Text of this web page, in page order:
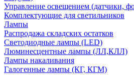
Управление освещением (датчики,
Комплектующие для светильников
Лампы
Распродажа складских остатков
Светодиодные лампы (LED)
Люминесцентные лампы (ЛЛ,КЛЛ)
Лампы накаливания
Галогенные лампы (КГ, КГМ)